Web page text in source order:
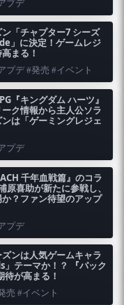
プデ
ン「チャプター7 シーズ
」に決定！ゲームレジ
まる！
プデ #発売 #イベント
『キングダム ハーツ』
ク情報から主人公ソラ
は「ゲーミングレジェ
プデ
千年血戦篇』のコラ
喜助が新たに参戦し、
？ファン待望のアップ
プデ
ズンは人気ゲームキャラ
テーマか！？ 『パック
が高まる！
売 #イベント